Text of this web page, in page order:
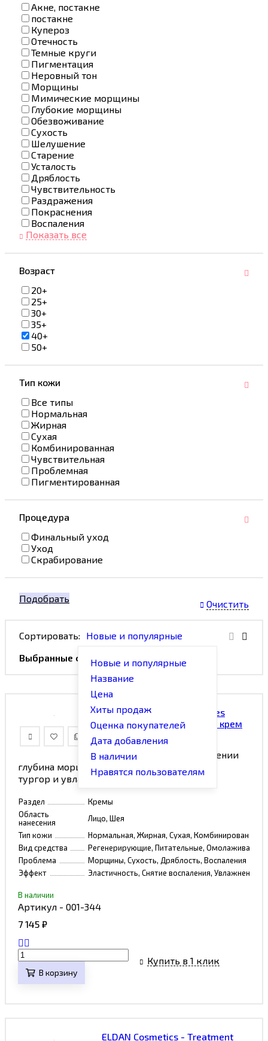
Акне, постакне
постакне
Купероз
Отечность
Темные круги
Пигментация
Неровный тон
Морщины
Мимические морщины
Глубокие морщины
Обезвоживание
Сухость
Шелушение
Старение
Усталость
Дряблость
Чувствительность
Раздражения
Покраснения
Воспаления
Показать все
Возраст
20+
25+
30+
35+
40+
50+
Тип кожи
Все типы
Нормальная
Жирная
Сухая
Комбинированная
Чувствительная
Проблемная
Пигментированная
Процедура
Финальный уход
Уход
Скрабирование
Подобрать Очистить
Сортировать: Новые и популярные
Новые и популярные
Название
Цена
Хиты продаж
Оценка покупателей
Дата добавления
В наличии
Нравятся пользователям
Выбранные фильтры:
ELDAN Cosmetics - Peptides
Cream 40+ /// Пептидный крем
40+ 50 мл
При регулярном применении
глубина морщин сокращается, повышается
тургор и увлажненность кожи.
Раздел
Кремы
Область
нанесения
Лицо, Шея
Тип кожи
Нормальная, Жирная, Сухая, Комбинированная,
Вид средства
Регенерирующие, Питательные,
Проблема
Морщины, Сухость, Дряблость, Воспаления
Эффект
Эластичность, Снятие воспаления, Увлажнение,
В наличии
Артикул - 001-344
7 145 ₽
В корзину
Купить в 1 клик
ELDAN Cosmetics - Treatment